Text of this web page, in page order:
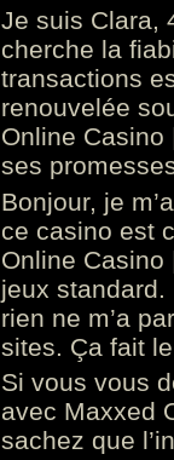
Je suis Clara,
cherche la
transactions
renouvelée
Online
ses
Bonjour, je
ce casino est
Online
jeux standard.
rien ne m’a
sites. Ça fait
Si vous vous
avec Maxxed
sachez que